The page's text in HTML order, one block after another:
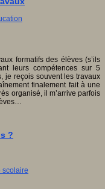
scolaire
formatifs des élèves (s’ils
leurs compétences sur 5
je reçois souvent les travaux
finalement fait à une
organisé, il m’arrive parfois
?